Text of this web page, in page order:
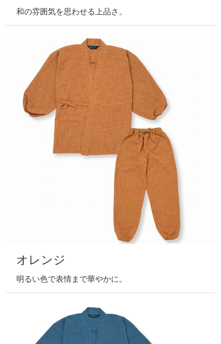
和の雰囲気を思わせる上品さ。
オレンジ
明るい色で表情まで華やかに。